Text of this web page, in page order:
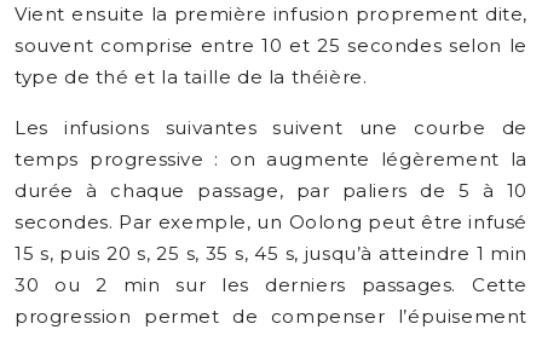
Vient ensuite la première infusion proprement dite,
souvent comprise entre 10 et 25 secondes selon le
type de thé et la taille de la théière.
Les infusions suivantes suivent une courbe de
temps progressive : on augmente légèrement la
durée à chaque passage, par paliers de 5 à 10
secondes. Par exemple, un Oolong peut être infusé
15 s, puis 20 s, 25 s, 35 s, 45 s, jusqu’à atteindre 1 min
30 ou 2 min sur les derniers passages. Cette
progression permet de compenser l’épuisement